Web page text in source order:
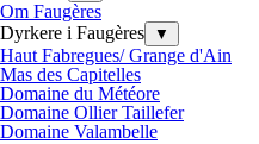
Om Faugères
Dyrkere i Faugères
▼
Haut Fabregues/ Grange d'Ain
Mas des Capitelles
Domaine du Météore
Domaine Ollier Taillefer
Domaine Valambelle